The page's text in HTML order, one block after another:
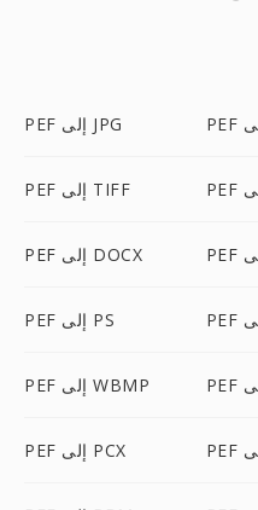
PEF إلى JPG
PEF إلى TIFF
PEF إلى DOCX
PEF إلى PS
PEF إلى WBMP
PEF إلى PCX